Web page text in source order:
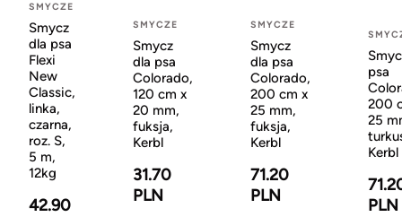
SMYCZE
Smycz
dla psa
Flexi
New
Classic,
linka,
czarna,
roz. S,
5 m,
12kg
42.90
SMYCZE
Smycz
dla psa
Colorado,
120 cm x
20 mm,
fuksja,
Kerbl
31.70
PLN
SMYCZE
Smycz
dla psa
Colorado,
200 cm x
25 mm,
fuksja,
Kerbl
71.20
PLN
psa
200
25
Kerbl
PLN